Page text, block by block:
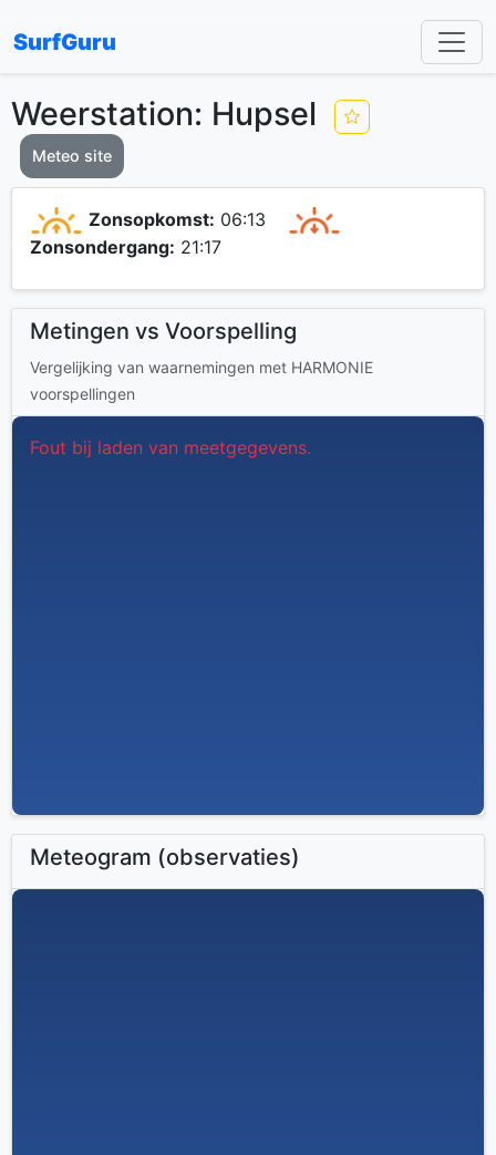
SurfGuru
Weerstation: Hupsel
Meteo site
Zonsopkomst: 06:13
Zonsondergang: 21:17
Metingen vs Voorspelling
Vergelijking van waarnemingen met HARMONIE
voorspellingen
Fout bij laden van meetgegevens.
Meteogram (observaties)